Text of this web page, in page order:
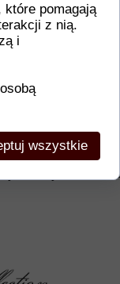
informacje,
montażu/
tym danym
pomagają
z nią.
i
wszystkie